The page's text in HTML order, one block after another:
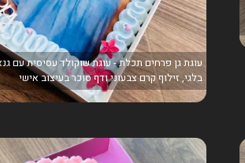
עוגת גן פרחים תכלת - עוגת שוקולד עסיסית עם
בלגי, זילוף קרם צבעוני ודף סוכר בעיצוב אישי